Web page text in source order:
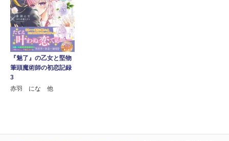
『魅了』の乙女と堅物
筆頭魔術師の初恋記録
3
赤羽 にな 他